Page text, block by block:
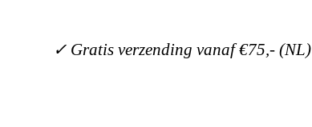
✓ Gratis verzending vanaf €75,- (NL)